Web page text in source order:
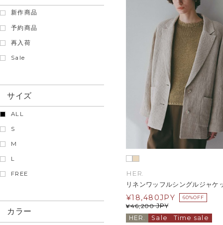
新作商品
予約商品
再入荷
Sale
サイズ
ALL
S
M
L
FREE
カラー
HER.
リネンワッフルシングルジャケ
¥46,200 JPY
¥18,480JPY 60%OFF
HER. Sale Time sale